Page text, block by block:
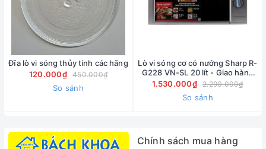
Đĩa lò vi sóng thủy tinh các hãng
120.000₫
450.000₫
So sánh
Lò vi sóng cơ có nướng Sharp R-
G228 VN-SL 20 lít - Giao hàng
nhanh nội thành Hà Nội
1.530.000₫ 2.290.000₫
So sánh
Chính sách mua hàng